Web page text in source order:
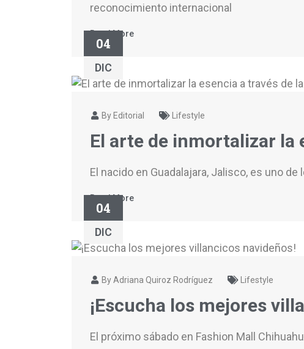
reconocimiento internacional
Read More
04
DIC
By Editorial Lifestyle
El arte de inmortalizar la
El nacido en Guadalajara, Jalisco, es uno
Read More
04
DIC
By Adriana Quiroz Rodríguez Lifestyle
¡Escucha los mejores
El próximo sábado en Fashion Mall